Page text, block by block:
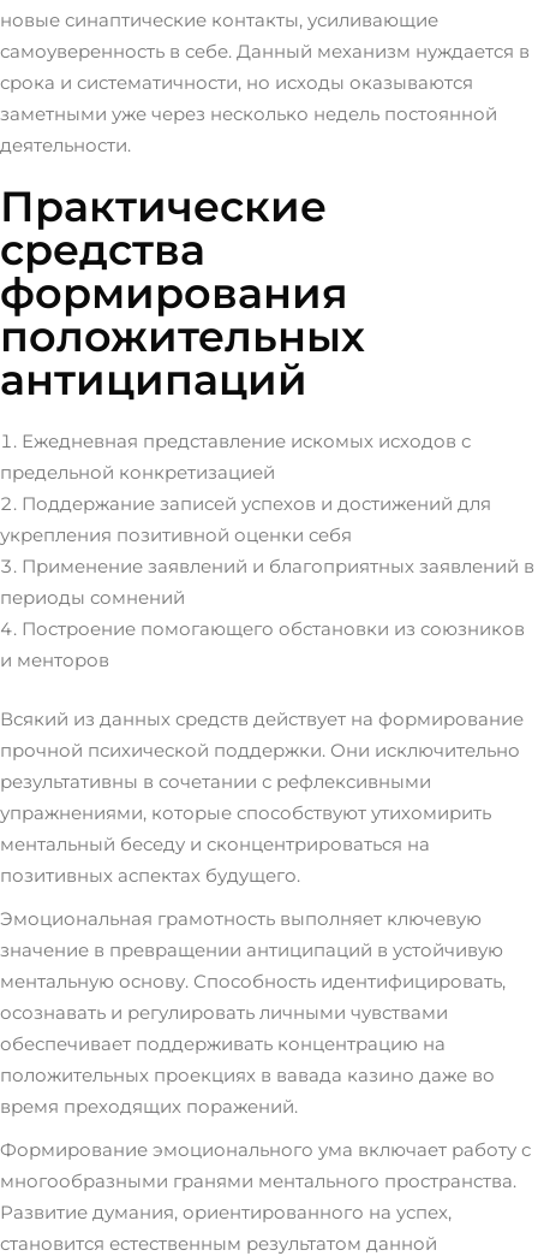
новые синаптические контакты, усиливающие
самоуверенность в себе. Данный механизм нуждается в
срока и систематичности, но исходы оказываются
заметными уже через несколько недель постоянной
деятельности.
Практические
средства
формирования
положительных
антиципаций
Ежедневная представление искомых исходов с
предельной конкретизацией
Поддержание записей успехов и достижений для
укрепления позитивной оценки себя
Применение заявлений и благоприятных заявлений в
периоды сомнений
Построение помогающего обстановки из союзников
и менторов
Всякий из данных средств действует на формирование
прочной психической поддержки. Они исключительно
результативны в сочетании с рефлексивными
упражнениями, которые способствуют утихомирить
ментальный беседу и сконцентрироваться на
позитивных аспектах будущего.
Эмоциональная грамотность выполняет ключевую
значение в превращении антиципаций в устойчивую
ментальную основу. Способность идентифицировать,
осознавать и регулировать личными чувствами
обеспечивает поддерживать концентрацию на
положительных проекциях в вавада казино даже во
время преходящих поражений.
Формирование эмоционального ума включает работу с
многообразными гранями ментального пространства.
Развитие думания, ориентированного на успех,
становится естественным результатом данной